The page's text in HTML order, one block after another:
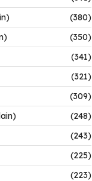
(380)
(350)
(341)
(321)
(309)
(248)
(243)
(225)
(223)